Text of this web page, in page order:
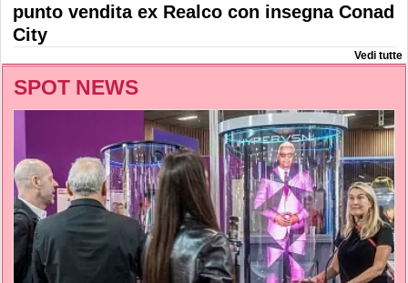
punto vendita ex Realco con insegna Conad
City
Vedi tutte
SPOT NEWS